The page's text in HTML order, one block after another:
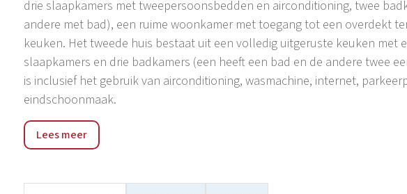
drie slaapkamers met tweepersoonsbedden en airconditioning, twee
andere met bad), een ruime woonkamer met toegang tot een overdekt
keuken. Het tweede huis bestaat uit een volledig uitgeruste keuken met
slaapkamers en drie badkamers (een heeft een bad en de andere twee
is inclusief het gebruik van airconditioning, wasmachine, internet,
eindschoonmaak.
Rabac is een vissersdorp in de Kvarner Baai in de buurt van Labin. In de
plaatsje slechts een paar families en vandaag de dag heeft het meer dan
Lees meer